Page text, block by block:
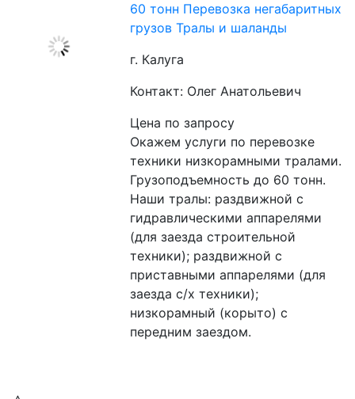
60 тонн Перевозка негабаритных
грузов Тралы и шаланды
г. Калуга
Контакт: Олег Анатольевич
Цена по запросу
Окажем услуги по перевозке
техники низкорамными тралами.
Грузоподъемность до 60 тонн.
Наши тралы: раздвижной с
гидравлическими аппарелями
(для заезда строительной
техники); раздвижной с
приставными аппарелями (для
заезда с/х техники);
низкорамный (корыто) с
передним заездом.